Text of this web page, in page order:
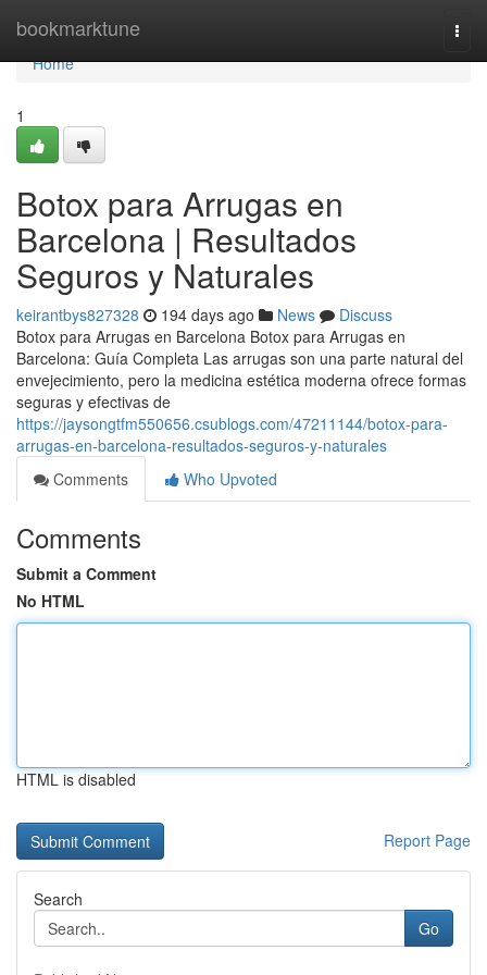
bookmarktune
Home
Home
1
Botox para Arrugas en
Barcelona | Resultados
Seguros y Naturales
keirantbys827328 194 days ago News
Discuss
Botox para Arrugas en Barcelona Botox para Arrugas en
Barcelona: Guía Completa Las arrugas son una parte natural del
envejecimiento, pero la medicina estética moderna ofrece formas
seguras y efectivas de
https://jaysongtfm550656.csublogs.com/47211144/botox-para-
arrugas-en-barcelona-resultados-seguros-y-naturales
Comments
Who Upvoted
Comments
Submit a Comment
No HTML
HTML is disabled
Report Page
Search
Go